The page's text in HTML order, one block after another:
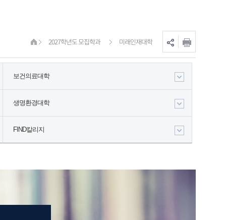
2027학년도 모집학과 미래인재대학
보건의료대학
생명환경대학
FIND칼리지